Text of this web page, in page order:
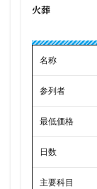
火葬
名称
参列者
最低価格
日数
主要科目